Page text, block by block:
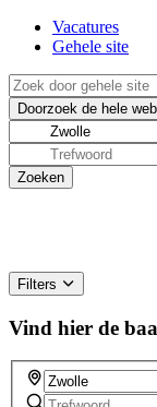
Vacatures
Gehele site
Filters
Vind hier de